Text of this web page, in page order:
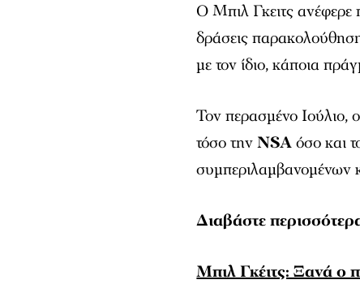
Ο Μπιλ Γκειτς ανέφερε
δράσεις
με τον ίδιο, κάποια
Τον περασμένο Ιούλιο,
τόσο τηνNSAόσο και
συμπεριλαμβανομένων
Διαβάστε
Μπιλ Γκέιτς: Ξανά ο